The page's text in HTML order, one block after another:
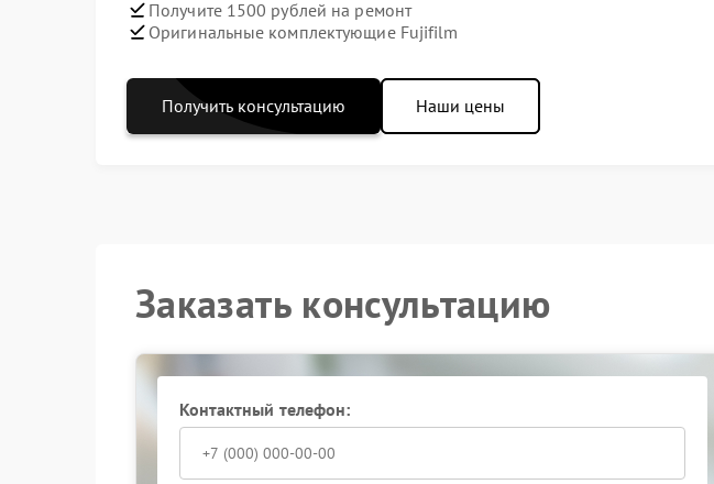
Получите 1500 рублей на ремонт
Оригинальные комплектующие Fujifilm
Получить консультацию Наши цены
Заказать консультацию
Контактный телефон: